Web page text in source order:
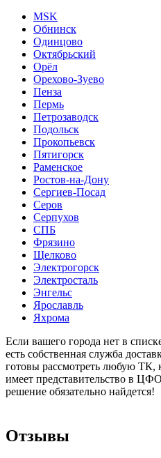
MSK
Обнинск
Одинцово
Октябрьский
Орёл
Орехово-Зуево
Пенза
Пермь
Петрозаводск
Подольск
Прокопьевск
Пятигорск
Раменское
Ростов-на-Дону
Сергиев-Посад
Серов
Серпухов
СПБ
Фрязино
Щелково
Электрогорск
Электросталь
Энгельс
Ярославль
Яхрома
Если вашего города нет в
есть собственная служба
готовы рассмотреть любую ТК,
имеет представительство в
решение обязательно найдется!
Отзывы